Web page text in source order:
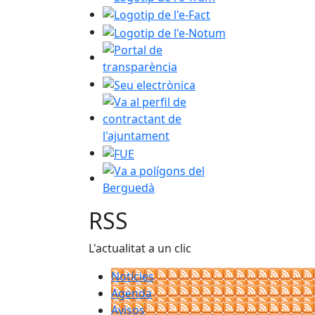
Logotip de l'e-Fact
Logotip de l'e-Notum
Portal de transparència
Seu electrònica
Va al perfil de contractant de
FUE
Va a polígons del Berguedà
RSS
L'actualitat a un clic
Notícies
Agenda
Avisos